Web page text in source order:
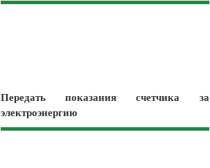
Передать показания счетчика за
электроэнергию